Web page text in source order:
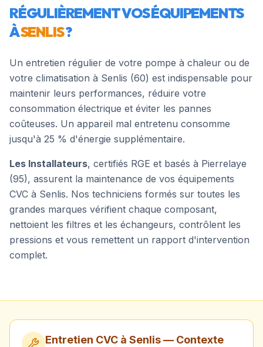
RÉGULIÈREMENT VOS ÉQUIPEMENTS
ÀSENLIS?
Un entretien régulier de votre pompe à chaleur ou de
votre climatisation à Senlis (60) est indispensable pour
maintenir leurs performances, réduire votre
consommation électrique et éviter les pannes
coûteuses. Un appareil mal entretenu consomme
jusqu'à 25 % d'énergie supplémentaire.
Les Installateurs, certifiés RGE et basés à Pierrelaye
(95), assurent la maintenance de vos équipements
CVC à Senlis. Nos techniciens formés sur toutes les
grandes marques vérifient chaque composant,
nettoient les filtres et les échangeurs, contrôlent les
pressions et vous remettent un rapport d'intervention
complet.
Entretien CVC à Senlis— Contexte